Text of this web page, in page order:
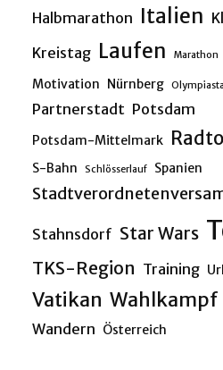
Halbmarathon Italien
Kreistag Laufen Marathon
Motivation Nürnberg
Partnerstadt Potsdam
Potsdam-Mittelmark
S-Bahn Schlösserlauf Spanien
Stahnsdorf Star Wars
TKS-Region Training
Vatikan Wahlkampf
Wandern Österreich